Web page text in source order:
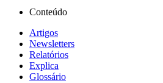
Conteúdo
Artigos
Newsletters
Relatórios
Explica
Glossário